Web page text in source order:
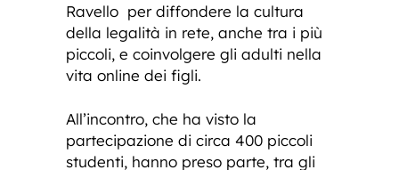
Ravello per diffondere la cultura
della legalità in rete, anche tra i più
piccoli, e coinvolgere gli adulti nella
vita online dei figli.
All’incontro, che ha visto la
partecipazione di circa 400 piccoli
studenti, hanno preso parte, tra gli